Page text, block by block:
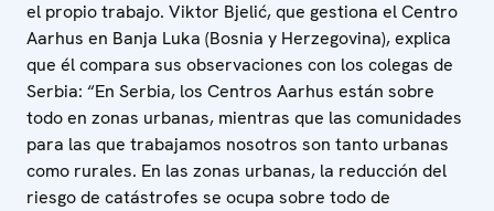
el propio trabajo. Viktor Bjelić, que gestiona el Centro
Aarhus en Banja Luka (Bosnia y Herzegovina), explica
que él compara sus observaciones con los colegas de
Serbia: “En Serbia, los Centros Aarhus están sobre
todo en zonas urbanas, mientras que las comunidades
para las que trabajamos nosotros son tanto urbanas
como rurales. En las zonas urbanas, la reducción del
riesgo de catástrofes se ocupa sobre todo de